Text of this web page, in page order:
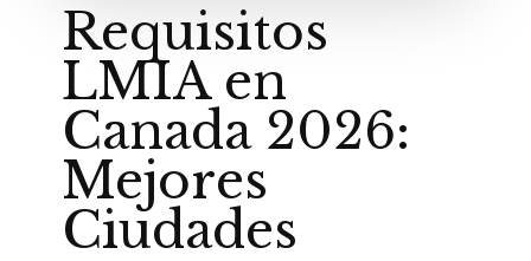
Requisitos
LMIA en
Canada 2026:
Mejores
Ciudades